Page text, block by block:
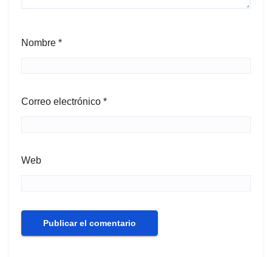
Nombre *
Correo electrónico *
Web